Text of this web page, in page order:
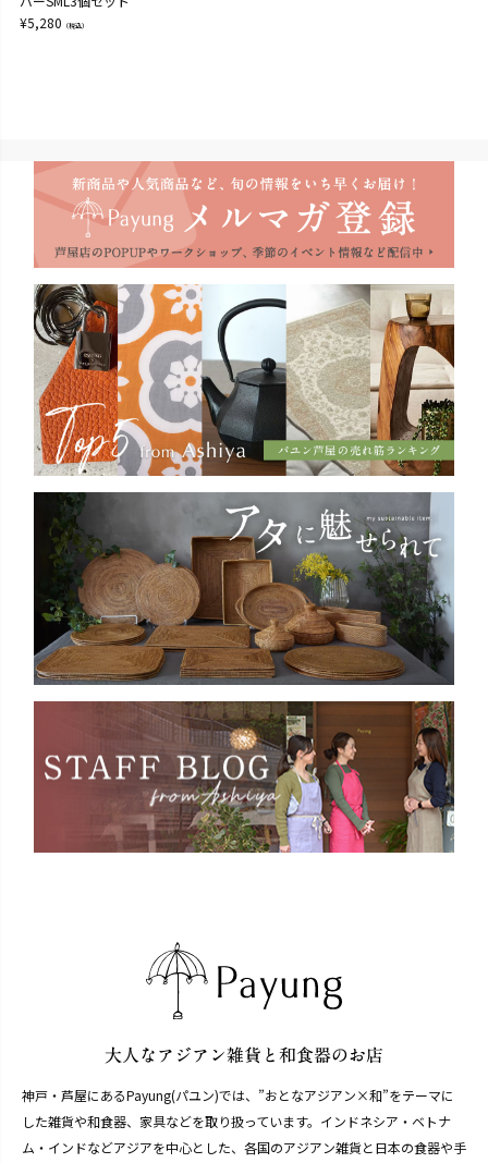
¥5,280 （税込）
神戸・芦屋にあるPayung(パユン)では、”おとなアジアン×和”をテーマに
した雑貨や和食器、家具などを取り扱っています。インドネシア・ベトナ
ム・インドなどアジアを中心とした、各国のアジアン雑貨と日本の食器や手